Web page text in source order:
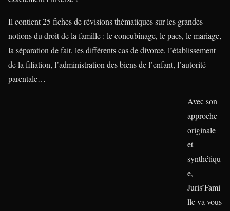
Il contient 25 fiches de révisions thématiques sur les grandes
notions du droit de la famille : le concubinage, le pacs, le mariage,
la séparation de fait, les différents cas de divorce, l’établissement
de la filiation, l’administration des biens de l’enfant, l’autorité
parentale…
Avec son
approche
originale
et
synthétiqu
e,
Juris’Fami
lle va vous